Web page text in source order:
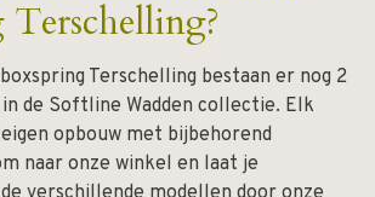
Terschelling bestaan er nog 2
de Softline Wadden collectie. Elk
opbouw met bijbehorend
naar onze winkel en laat je